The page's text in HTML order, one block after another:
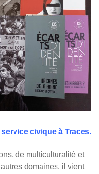
civique à Traces.
de multiculturalité et
domaines, il vient